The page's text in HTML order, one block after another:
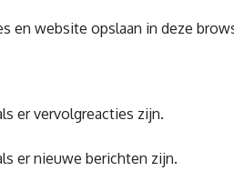
en website opslaan in deze
er vervolgreacties zijn.
er nieuwe berichten zijn.